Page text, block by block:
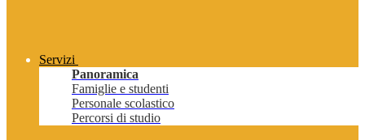
Servizi
Panoramica
Famiglie e studenti
Personale scolastico
Percorsi di studio